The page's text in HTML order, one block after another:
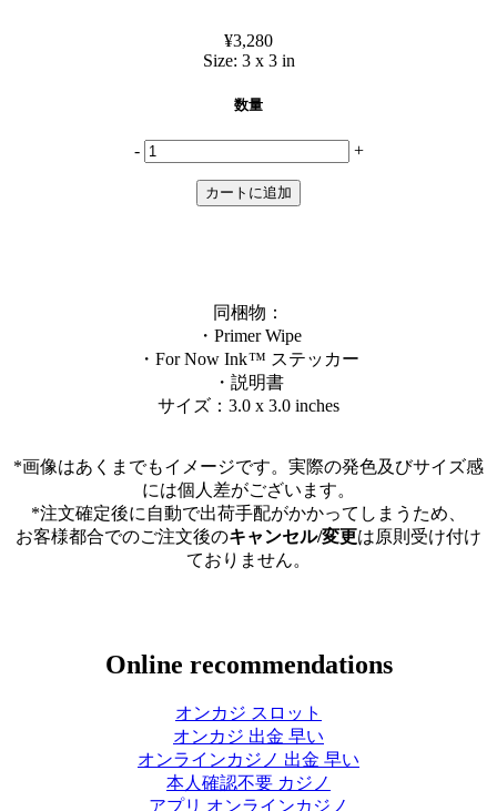
¥3,280
Size: 3 x 3 in
数量
- +
同梱物：
・Primer Wipe
・For Now Ink ™ ステッカー
・説明書
サイズ：3.0 x 3.0 inches
*画像はあくまでもイメージです。実際の発色及びサイズ感
には個人差がございます。
*注文確定後に自動で出荷手配がかかってしまうため、
お客様都合でのご注文後のキャンセル/変更は原則受け付け
ておりません。
Online recommendations
オンカジ スロット
オンカジ 出金 早い
オンラインカジノ 出金 早い
本人確認不要 カジノ
アプリ オンラインカジノ